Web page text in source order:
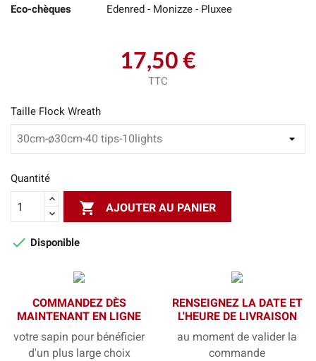
Eco-chèques Edenred - Monizze - Pluxee
17,50 €
TTC
Taille Flock Wreath
Quantité
 AJOUTER AU PANIER
 Disponible
COMMANDEZ DÈS
MAINTENANT EN LIGNE
votre sapin pour bénéficier
d'un plus large choix
RENSEIGNEZ LA DATE ET
L'HEURE DE LIVRAISON
au moment de valider la
commande